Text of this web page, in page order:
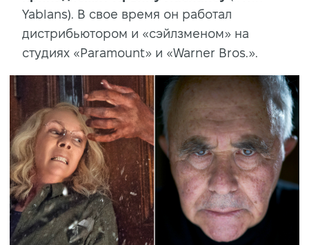
Yablans). В свое время он работал
дистрибьютором и «сэйлзменом» на
студиях «Paramount» и «Warner Bros.».